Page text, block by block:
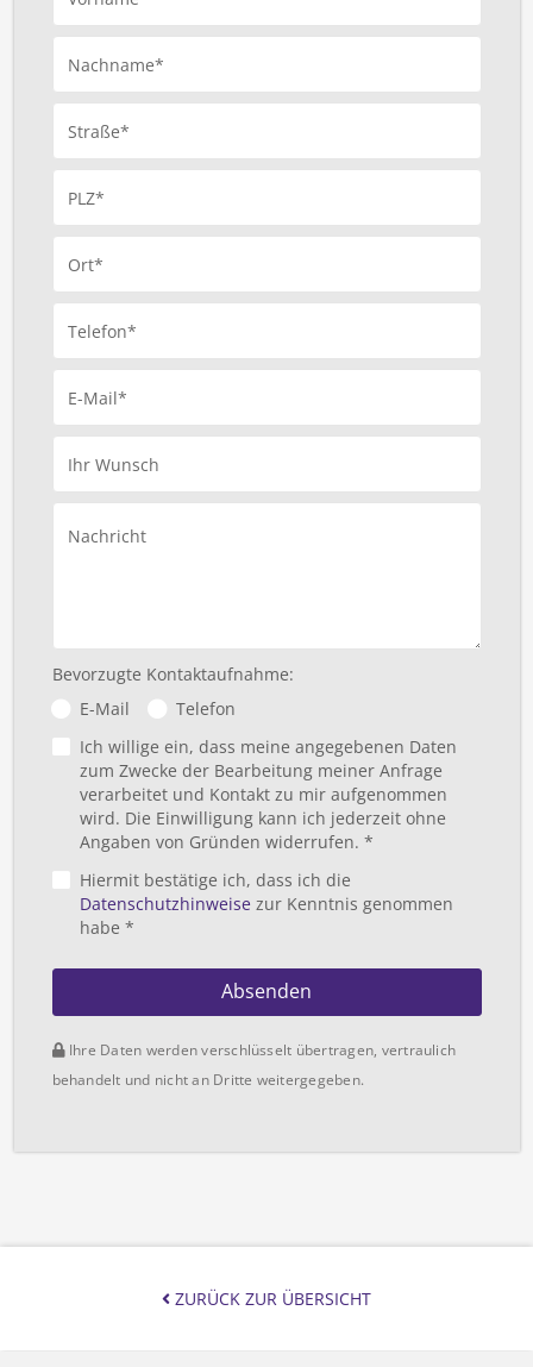
Nachname*
Straße*
PLZ*
Ort*
Telefon*
E-Mail*
Ihr Wunsch
Nachricht
Bevorzugte Kontaktaufnahme:
E-Mail
Telefon
Ich willige ein, dass meine angegebenen Daten
zum Zwecke der Bearbeitung meiner Anfrage
verarbeitet und Kontakt zu mir aufgenommen
wird. Die Einwilligung kann ich jederzeit ohne
Angaben von Gründen widerrufen. *
Hiermit bestätige ich, dass ich die
Datenschutzhinweisezur Kenntnis genommen
habe *
Absenden
Ihre Daten werden verschlüsselt übertragen, vertraulich
behandelt und nicht an Dritte weitergegeben.
ZURÜCK ZUR ÜBERSICHT